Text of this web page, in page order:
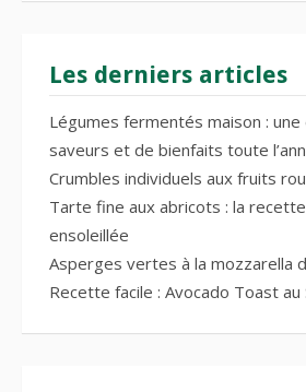
Les derniers articles
Légumes fermentés maison :
saveurs et de bienfaits toute
Crumbles individuels aux fruits
Tarte fine aux abricots : la
ensoleillée
Asperges vertes à la mozzarella
Recette facile : Avocado Toast au